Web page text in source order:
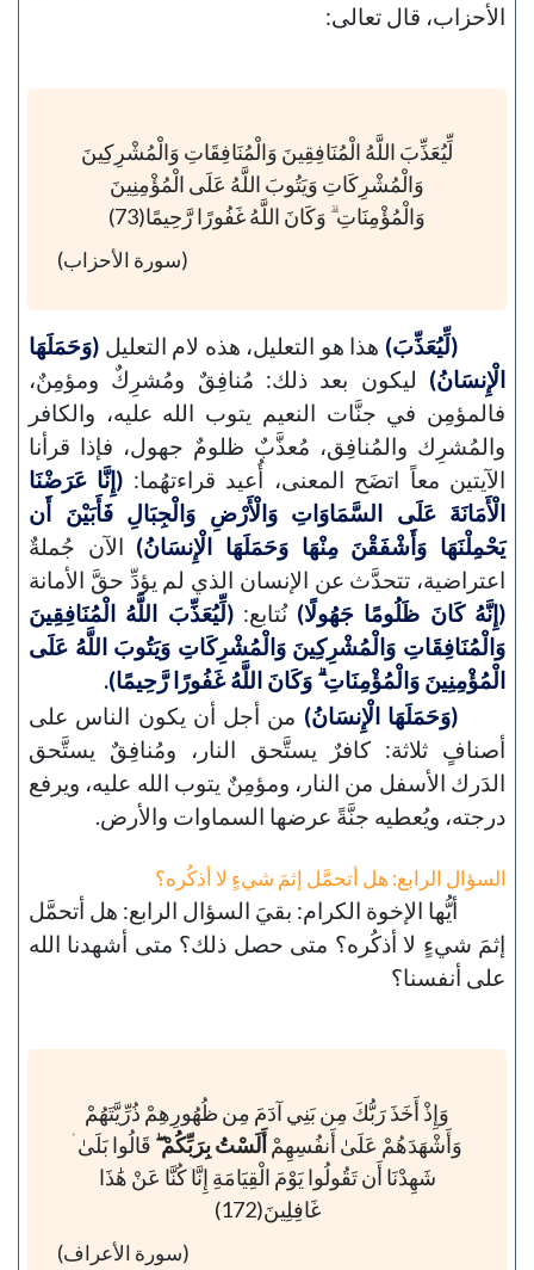
الأحزاب، قال تعالى:
لِّيُعَذِّبَ اللَّهُ الْمُنَافِقِينَ وَالْمُنَافِقَاتِ وَالْمُشْرِكِينَ
وَالْمُشْرِكَاتِ وَيَتُوبَ اللَّهُ عَلَى الْمُؤْمِنِينَ
وَالْمُؤْمِنَاتِ ۗ وَكَانَ اللَّهُ غَفُورًا رَّحِيمًا(73)
(سورة الأحزاب)
(لِّيُعَذِّبَ) هذا هو التعليل، هذه لام التعليل (وَحَمَلَهَا
الْإِنسَانُ) ليكون بعد ذلك: مُنافِقٌ ومُشرِكٌ ومؤمِنٌ،
فالمؤمِن في جنَّات النعيم يتوب الله عليه، والكافر
والمُشرِك والمُنافِق، مُعذَّبٌ ظلومٌ جهول، فإذا قرأنا
الآيتين معاً اتضَح المعنى، أُعيد قراءتهُما: (إِنَّا عَرَضْنَا
الْأَمَانَةَ عَلَى السَّمَاوَاتِ وَالْأَرْضِ وَالْجِبَالِ فَأَبَيْنَ أَن
يَحْمِلْنَهَا وَأَشْفَقْنَ مِنْهَا وَحَمَلَهَا الْإِنسَانُ) الآن جُملةٌ
اعتراضية، تتحدَّث عن الإنسان الذي لم يؤدِّ حقَّ الأمانة
(إِنَّهُ كَانَ ظَلُومًا جَهُولًا)نُتابع:(لِّيُعَذِّبَ اللَّهُ الْمُنَافِقِينَ
وَالْمُنَافِقَاتِ وَالْمُشْرِكِينَ وَالْمُشْرِكَاتِ وَيَتُوبَ اللَّهُ عَلَى
الْمُؤْمِنِينَ وَالْمُؤْمِنَاتِ ۗ وَكَانَ اللَّهُ غَفُورًا رَّحِيمًا).
(وَحَمَلَهَا الْإِنسَانُ) من أجل أن يكون الناس على
أصنافٍ ثلاثة: كافرٌ يستَّحق النار، ومُنافِقٌ يستَّحق
الدَرك الأسفل من النار، ومؤمِنٌ يتوب الله عليه، ويرفع
درجته، ويُعطيه جنَّةً عرضها السماوات والأرض.
السؤال الرابع: هل أتحمَّل إثمَ شيءٍ لا أذكُره؟
أيُّها الإخوة الكرام: بقيَ السؤال الرابع: هل أتحمَّل
إثمَ شيءٍ لا أذكُره؟ متى حصل ذلك؟ متى أشهدنا الله
على أنفسنا؟
وَإِذْ أَخَذَ رَبُّكَ مِن بَنِي آدَمَ مِن ظُهُورِهِمْ ذُرِّيَّتَهُمْ
وَأَشْهَدَهُمْ عَلَىٰ أَنفُسِهِمْ أَلَسْتُ بِرَبِّكُمْ ۖ قَالُوا بَلَىٰ ۛ
شَهِدْنَا أَن تَقُولُوا يَوْمَ الْقِيَامَةِ إِنَّا كُنَّا عَنْ هَٰذَا
غَافِلِينَ(172)
(سورة الأعراف)